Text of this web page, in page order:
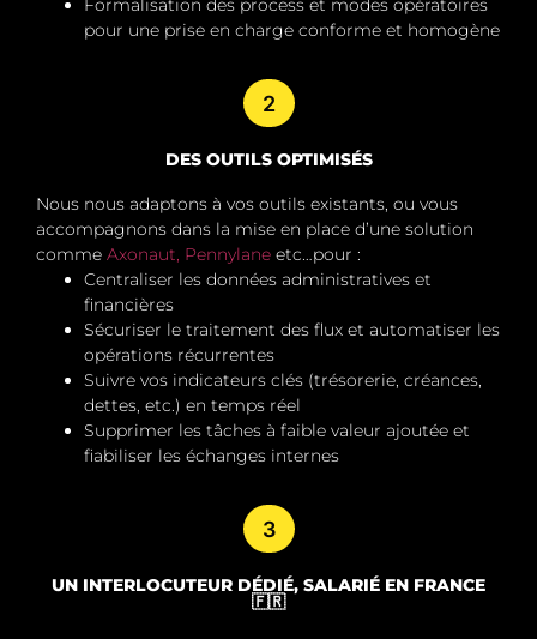
Formalisation des process et modes opératoires
pour une prise en charge conforme et homogène
2
DES OUTILS OPTIMISÉS
Nous nous adaptons à vos outils existants, ou vous
accompagnons dans la mise en place d’une solution
comme Axonaut, Pennylane etc…pour :
Centraliser les données administratives et
financières
Sécuriser le traitement des flux et automatiser les
opérations récurrentes
Suivre vos indicateurs clés (trésorerie, créances,
dettes, etc.) en temps réel
Supprimer les tâches à faible valeur ajoutée et
fiabiliser les échanges internes
3
UN INTERLOCUTEUR DÉDIÉ, SALARIÉ EN FRANCE
🇫🇷